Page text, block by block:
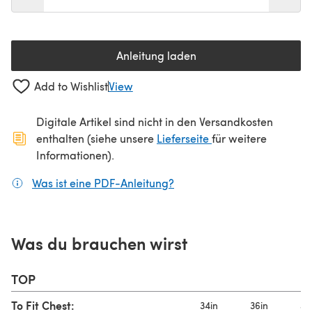
Anleitung laden(öffnet sich in einem neuen
Add to WishlistView
Digitale Artikel sind nicht in den Versandkosten
enthalten (siehe unsere Lieferseite(öffnet sich in
für weitere
Informationen).
Was ist eine PDF-Anleitung?
Was du brauchen wirst
TOP
To Fit Chest: 34in 36in